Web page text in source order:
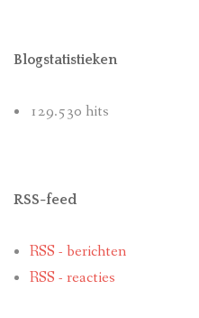
Blogstatistieken
129.530 hits
RSS-feed
RSS - berichten
RSS - reacties